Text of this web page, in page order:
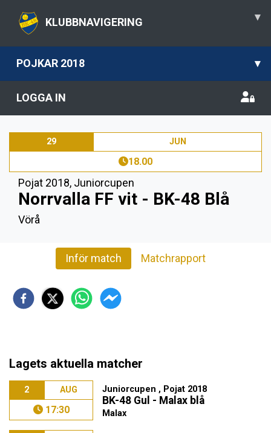
KLUBBNAVIGERING ▾
POJKAR 2018 ▾
LOGGA IN
29 JUN
18.00
Pojat 2018, Juniorcupen
Norrvalla FF vit - BK-48 Blå
Vörå
Inför match Matchrapport
Lagets aktuella matcher
2 AUG
17:30
Juniorcupen , Pojat 2018
BK-48 Gul - Malax blå
Malax